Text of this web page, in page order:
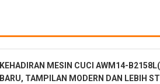
MESIN CUCI AWM14-
TAMPILAN MODERN DAN LEBIH